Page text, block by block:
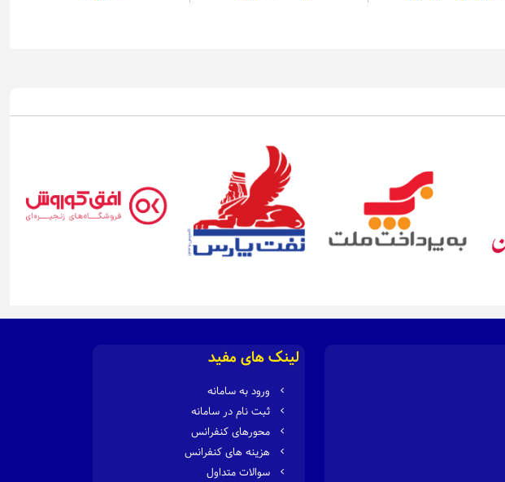
لینک های مفید
ورود به سامانه
ثبت نام در سامانه
محورهای کنفرانس
هزینه های کنفرانس
سوالات متداول